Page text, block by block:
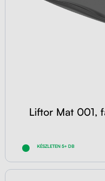
Liftor Mat 001,
KÉSZLETEN 5+ DB